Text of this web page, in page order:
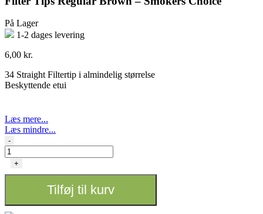
På Lager
1-2 dages levering
6,00 kr.
34 Straight Filtertip i almindelig størrelse
Beskyttende etui
Læs mere...
Læs mindre...
Filter
Tips
Regular
Choice
-
+
Tilføj til kurv